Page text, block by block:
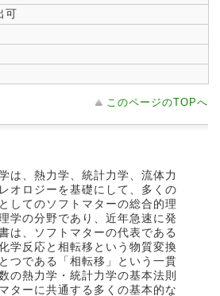
可
このページのTOPへ
は、熱力学、統計力学、流体力
オロジーを基礎にして、多くの
してのソフトマターの総合的理
学の分野であり、近年急速に発
は、ソフトマターの代表である
学反応と相転移という物質変換
つである「相転移」という一貫
の熱力学・統計力学の基本法則
ターに共通する多くの基本的な